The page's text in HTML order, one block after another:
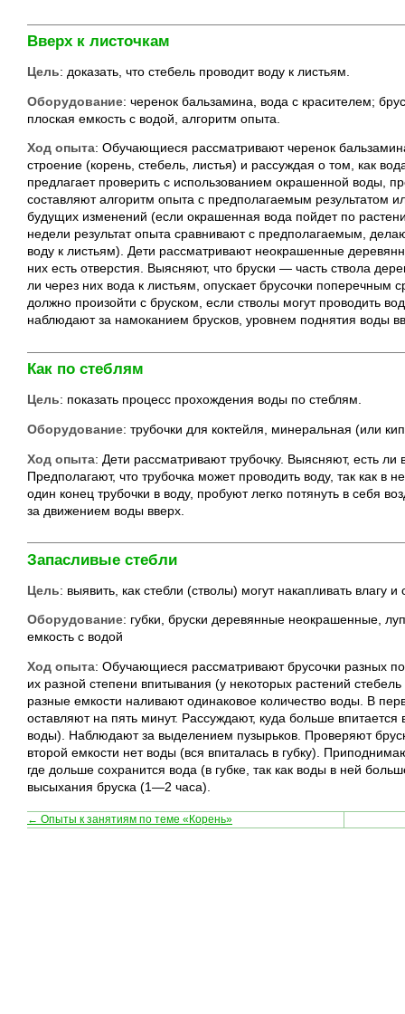
Вверх к листочкам
Цель: доказать, что стебель проводит воду к листьям.
Оборудование: черенок бальзамина, вода с красителем;
плоская емкость с водой, алгоритм опыта.
Ход опыта: Обучающиеся рассматривают черенок
строение (корень, стебель, листья) и рассуждая о том, как
предлагает проверить с использованием окрашенной воды,
составляют алгоритм опыта с предполагаемым результатом
будущих изменений (если окрашенная вода пойдет по
недели результат опыта сравнивают с предполагаемым,
воду к листьям). Дети рассматривают неокрашенные
них есть отверстия. Выясняют, что бруски — часть ствола
ли через них вода к листьям, опускает брусочки поперечным
должно произойти с бруском, если стволы могут проводить
наблюдают за намоканием брусков, уровнем поднятия воды
Как по стеблям
Цель: показать процесс прохождения воды по стеблям.
Оборудование: трубочки для коктейля, минеральная (или
Ход опыта: Дети рассматривают трубочку. Выясняют, есть ли
Предполагают, что трубочка может проводить воду, так как в
один конец трубочки в воду, пробуют легко потянуть в себя
за движением воды вверх.
Запасливые стебли
Цель: выявить, как стебли (стволы) могут накапливать влагу
Оборудование: губки, бруски деревянные неокрашенные,
емкость с водой
Ход опыта: Обучающиеся рассматривают брусочки разных
их разной степени впитывания (у некоторых растений
разные емкости наливают одинаковое количество воды. В
оставляют на пять минут. Рассуждают, куда больше
воды). Наблюдают за выделением пузырьков. Проверяют
второй емкости нет воды (вся впиталась в губку).
где дольше сохранится вода (в губке, так как воды в ней
высыхания бруска (1—2 часа).
← Опыты к занятиям по теме «Корень»